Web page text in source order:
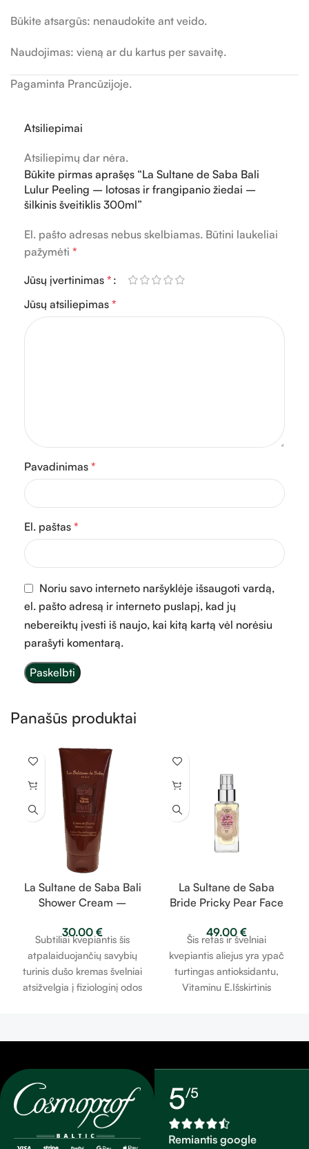
Būkite atsargūs: nenaudokite ant veido.
Naudojimas: vieną ar du kartus per savaitę.
Pagaminta Prancūzijoje.
Atsiliepimai
Atsiliepimų dar nėra.
Būkite pirmas aprašęs “La Sultane de Saba Bali
Lulur Peeling – lotosas ir frangipanio žiedai –
šilkinis šveitiklis 300ml”
El. pašto adresas nebus skelbiamas. Būtini laukeliai
pažymėti *
Jūsų įvertinimas *
Jūsų atsiliepimas *
Pavadinimas *
El. paštas *
Noriu savo interneto naršyklėje išsaugoti vardą,
el. pašto adresą ir interneto puslapį, kad jų
nebereiktų įvesti iš naujo, kai kitą kartą vėl norėsiu
parašyti komentarą.
Panašūs produktai
La Sultane de Saba Bali
Shower Cream –
žiedai – dušo kremas
200ml
30.00€
Subtiliai kvepiantis šis
atpalaiduojančių savybių
turinis dušo kremas švelniai
atsižvelgia į fiziologinį odos
La Sultane de Saba
Bride Pricky Pear Face
kriaušės aliejus 50ml
49.00 €
Šis retas ir švelniai
kvepiantis aliejus yra ypač
turtingas antioksidantu,
Vitaminu E.Išskirtinis
5/5
Remiantis google